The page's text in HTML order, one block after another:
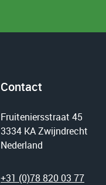
Contact
Fruiteniersstraat 45
3334 KA Zwijndrecht
Nederland
+31 (0)78 820 03 77